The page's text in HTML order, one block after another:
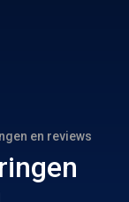
en reviews